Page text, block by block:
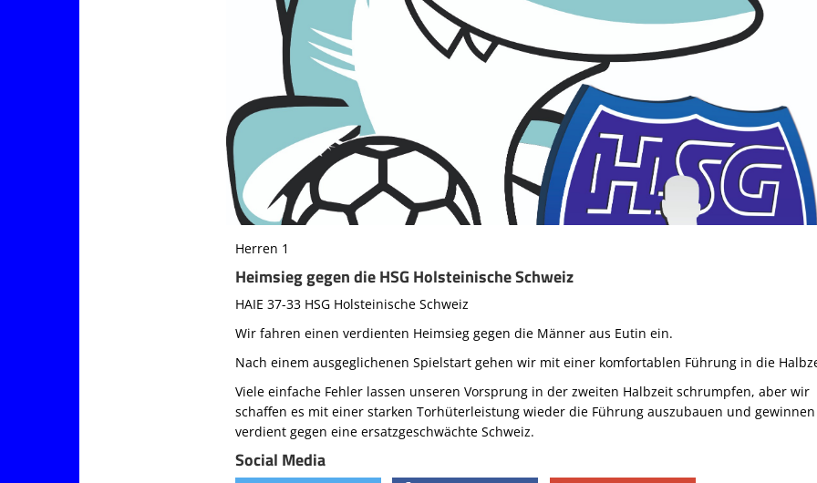
Herren 1
Heimsieg gegen die HSG Holsteinische Schweiz
HAIE 37-33 HSG Holsteinische Schweiz
Wir fahren einen verdienten Heimsieg gegen die Männer aus Eutin ein.
Nach einem ausgeglichenen Spielstart gehen wir mit einer komfortablen Führung in die
Viele einfache Fehler lassen unseren Vorsprung in der zweiten Halbzeit schrumpfen, aber wir
schaffen es mit einer starken Torhüterleistung wieder die Führung auszubauen und gewinnen
verdient gegen eine ersatzgeschwächte Schweiz.
Social Media